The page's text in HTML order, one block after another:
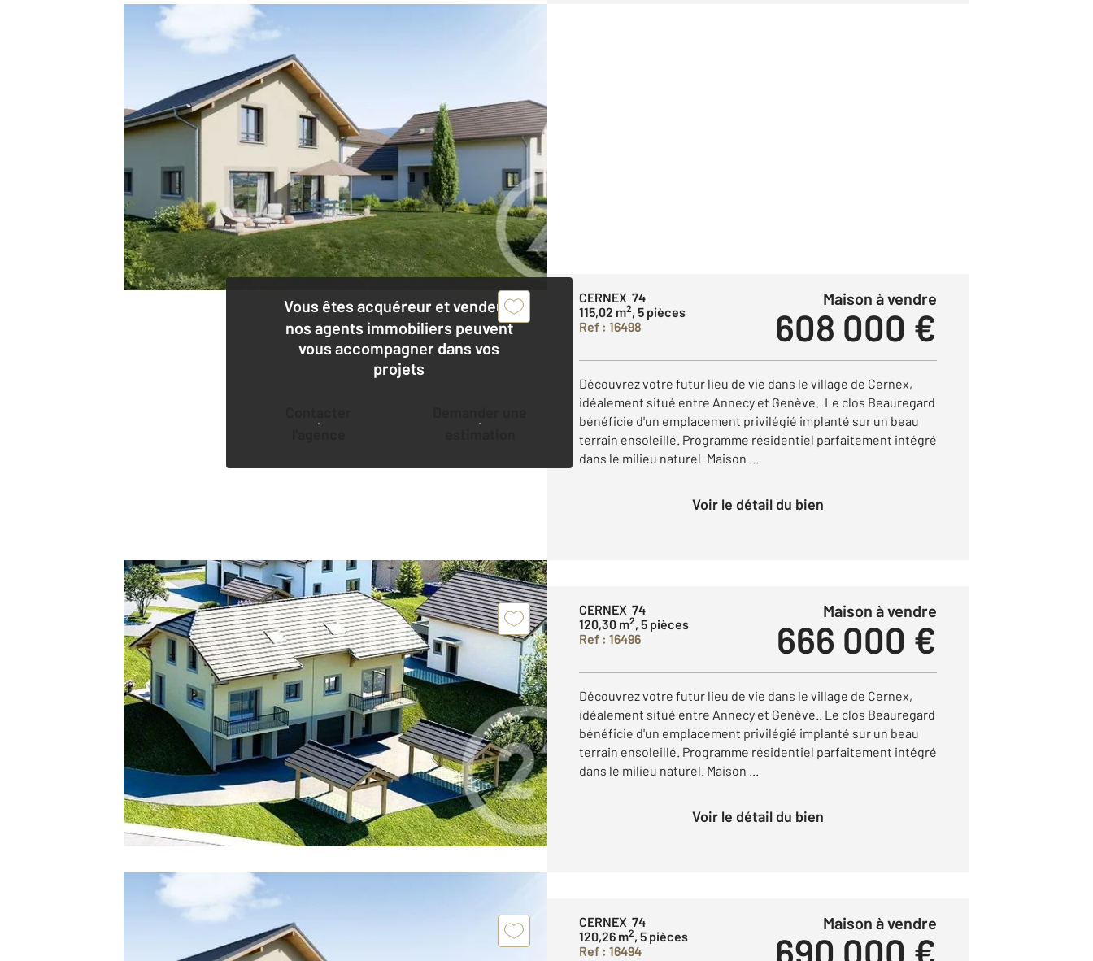
Vous êtes acquéreur et vendeur,
nos agents immobiliers peuvent
vous accompagner dans vos
projets
CERNEX 74
115,02 m2, 5 pièces
Ref : 16498
Maison à vendre
608 000 €
Découvrez votre futur lieu de vie dans le village de Cernex,
idéalement situé entre Annecy et Genève.. Le clos Beauregard
bénéficie d'un emplacement privilégié implanté sur un beau
terrain ensoleillé. Programme résidentiel parfaitement intégré
dans le milieu naturel. Maison ...
Voir le détail du bien
CERNEX 74
120,30 m2, 5 pièces
Ref : 16496
Maison à vendre
666 000 €
Découvrez votre futur lieu de vie dans le village de Cernex,
idéalement situé entre Annecy et Genève.. Le clos Beauregard
bénéficie d'un emplacement privilégié implanté sur un beau
terrain ensoleillé. Programme résidentiel parfaitement intégré
dans le milieu naturel. Maison ...
Voir le détail du bien
CERNEX 74
120,26 m2, 5 pièces
Ref : 16494
Maison à vendre
690 000 €